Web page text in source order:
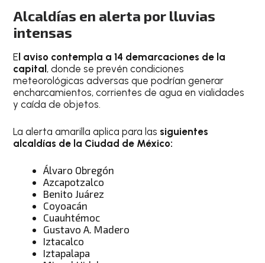
Alcaldías en alerta por lluvias
intensas
E l aviso contempla a 14 demarcaciones de la
capital , donde se prevén condiciones
meteorológicas adversas que podrían generar
encharcamientos, corrientes de agua en vialidades
y caída de objetos.
La alerta amarilla aplica para las siguientes
alcaldías de la Ciudad de México:
Álvaro Obregón
Azcapotzalco
Benito Juárez
Coyoacán
Cuauhtémoc
Gustavo A. Madero
Iztacalco
Iztapalapa